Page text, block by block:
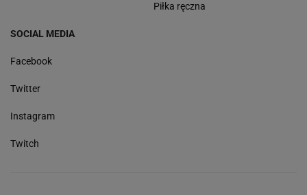
Piłka ręczna
SOCIAL MEDIA
Facebook
Twitter
Instagram
Twitch